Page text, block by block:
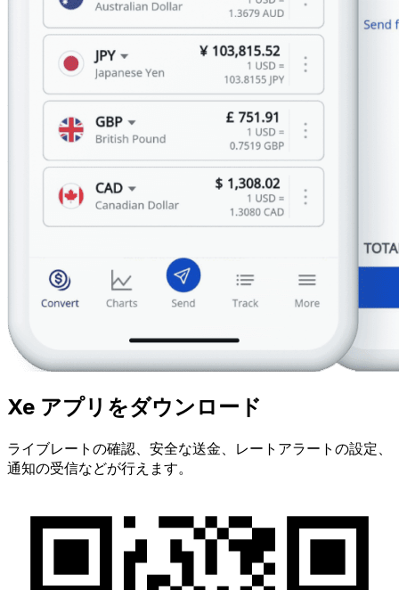
Xe アプリをダウンロード
ライブレートの確認、安全な送金、レートアラートの設定、
通知の受信などが行えます。